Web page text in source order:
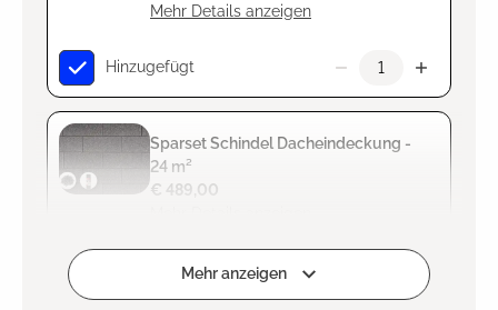
Mehr Details anzeigen
Hinzugefügt
Sparset Schindel Dacheindeckung -
24 m²
€ 489,00
HinzugefügtMehr anzeigen